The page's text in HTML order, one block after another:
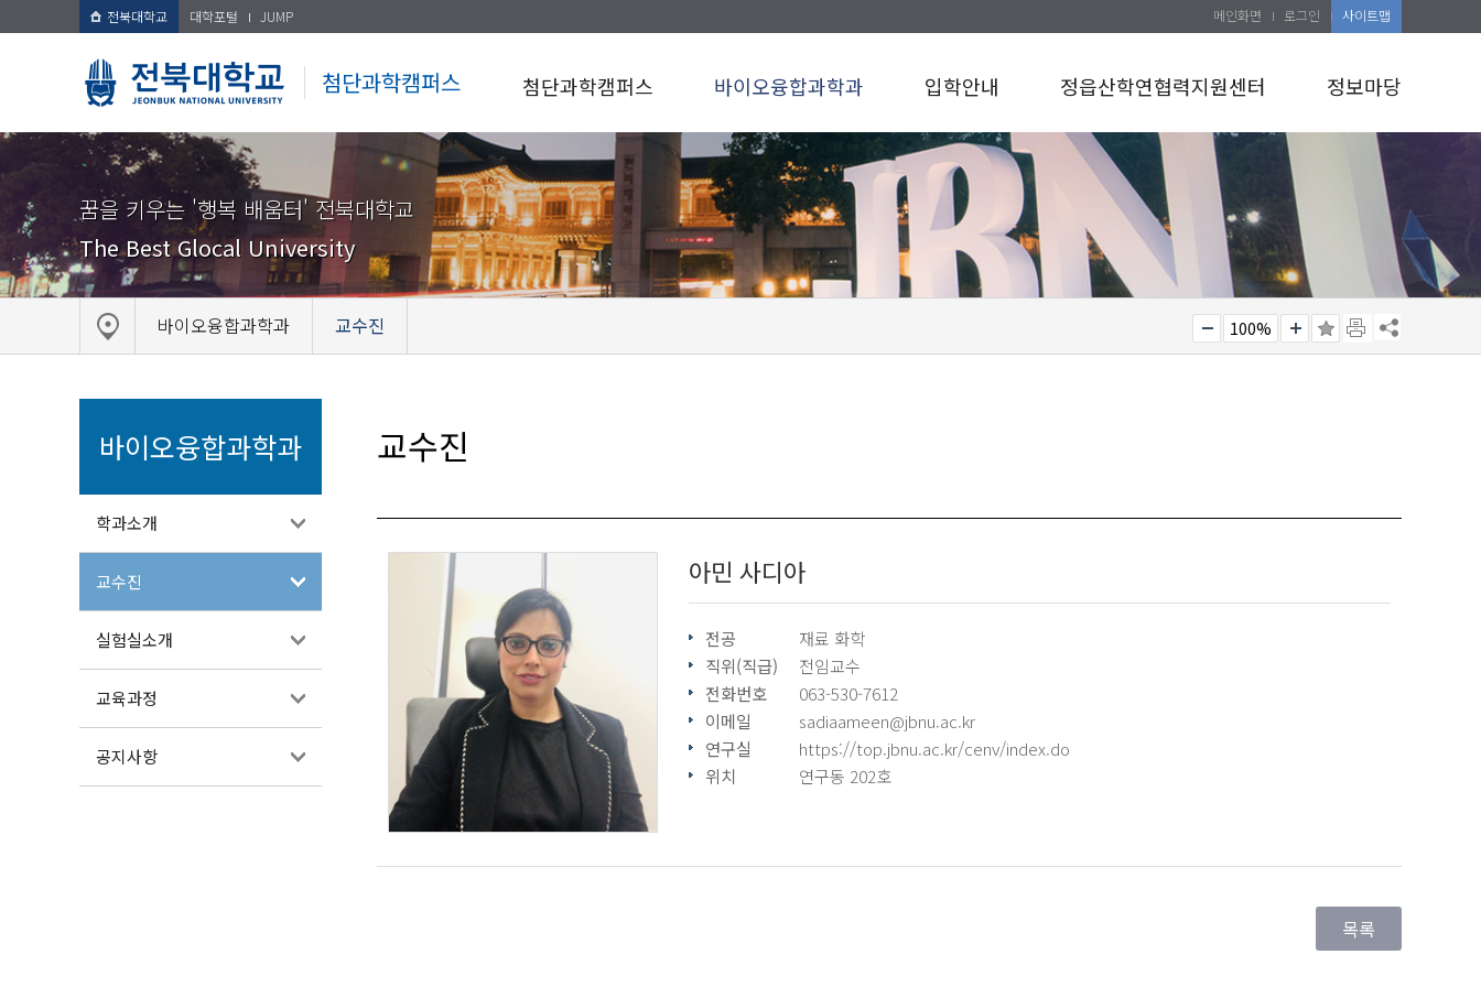
전북대학교 대학포털 JUMP
첨단과학캠퍼스
메인화면 로그인 사이트맵
첨단과학캠퍼스 바이오융합과학과 입학안내 정읍산학연협력지원센터 정보마당
꿈을 키우는 '행복 배움터' 전북대학교
The Best Glocal University
바이오융합과학과 교수진 100%
바이오융합과학과
학과소개
교수진
실험실소개
교육과정
공지사항
교수진
아민 사디아
전공
재료 화학
직위(직급)
전임교수
전화번호
063-530-7612
이메일
sadiaameen@jbnu.ac.kr
연구실
https://top.jbnu.ac.kr/cenv/index.do
위치
연구동 202호